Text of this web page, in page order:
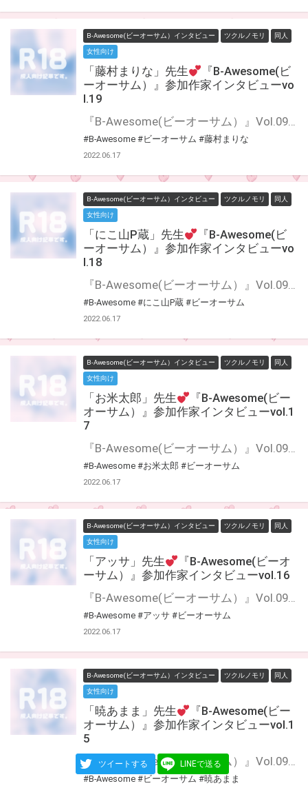
B-Awesome(ビーオーサム）インタビュー ツクルノモリ 同人
女性向け
「藤村まりな」先生
『B-Awesome(ビ
ーオーサム）』参加作家インタビューvo
l.19
『B-Awesome(ビーオーサム）』Vol.09にご参加いただいた作家の皆様に 「今回の作品について」や「普段の制作について」などインタビューにお答えいただきました♪ インタビューをお読みいただいた後に もう一度アンソロジーを読むとより楽しめること間違いなし！！
#B-Awesome #ビーオーサム #藤村まりな
2022.06.17
B-Awesome(ビーオーサム）インタビュー ツクルノモリ 同人
女性向け
「にこ山P蔵」先生
『B-Awesome(ビ
ーオーサム）』参加作家インタビューvo
l.18
『B-Awesome(ビーオーサム）』Vol.09にご参加いただいた作家の皆様に 「今回の作品について」や「普段の制作について」などインタビューにお答えいただきました♪ インタビューをお読みいただいた後に もう一度アンソロジーを読むとより楽しめること間違いなし！！
#B-Awesome #にこ山P蔵 #ビーオーサム
2022.06.17
B-Awesome(ビーオーサム）インタビュー ツクルノモリ 同人
女性向け
「お米太郎」先生
『B-Awesome(ビー
オーサム）』参加作家インタビューvol.1
7
『B-Awesome(ビーオーサム）』Vol.09にご参加いただいた作家の皆様に 「今回の作品について」や「普段の制作について」などインタビューにお答えいただきました♪ インタビューをお読みいただいた後に もう一度アンソロジーを読むとより楽しめること間違いなし！！
#B-Awesome #お米太郎 #ビーオーサム
2022.06.17
B-Awesome(ビーオーサム）インタビュー ツクルノモリ 同人
女性向け
「アッサ」先生
『B-Awesome(ビーオ
ーサム）』参加作家インタビューvol.16
『B-Awesome(ビーオーサム）』Vol.09にご参加いただいた作家の皆様に 「今回の作品について」や「普段の制作について」などインタビューにお答えいただきました♪ インタビューをお読みいただいた後に もう一度アンソロジーを読むとより楽しめること間違いなし！！
#B-Awesome #アッサ #ビーオーサム
2022.06.17
B-Awesome(ビーオーサム）インタビュー ツクルノモリ 同人
女性向け
「暁あまま」先生
『B-Awesome(ビー
オーサム）』参加作家インタビューvol.1
5
『B-Awesome(ビーオーサム）』Vol.09にご参加いただいた作家の皆様に 「今回の作品について」や「普段の制作について」などインタビューにお答えいただきました♪ インタビューをお読みいただいた後に もう一度アンソロジーを読むとより楽しめること間違いなし！！
#B-Awesome #ビーオーサム #暁あまま
ツイートする LINEで送る